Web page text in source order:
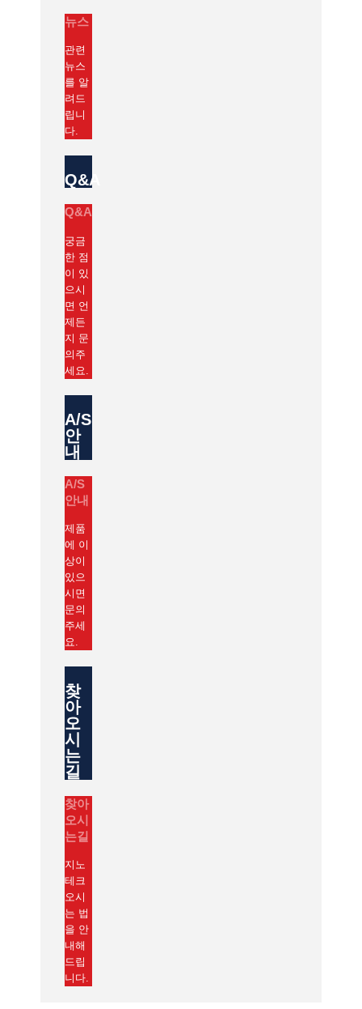
뉴스
관련
뉴스
를 알
려드
립니
다.
Q&A
Q&A
궁금
한 점
이 있
으시
면 언
제든
지 문
의주
세요.
A/S
안
내
A/S
안내
제품
에 이
상이
있으
시면
문의
주세
요.
찾
아
오
시
는
길
찾아
오시
는길
지노
테크
오시
는 법
을 안
내해
드립
니다.